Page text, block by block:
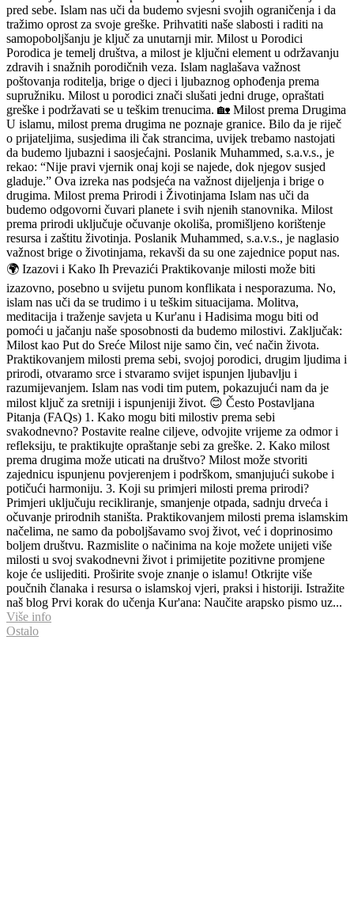
pred sebe. Islam nas uči da budemo svjesni svojih ograničenja i da
tražimo oprost za svoje greške. Prihvatiti naše slabosti i raditi na
samopoboljšanju je ključ za unutarnji mir. Milost u Porodici
Porodica je temelj društva, a milost je ključni element u održavanju
zdravih i snažnih porodičnih veza. Islam naglašava važnost
poštovanja roditelja, brige o djeci i ljubaznog ophođenja prema
supružniku. Milost u porodici znači slušati jedni druge, opraštati
greške i podržavati se u teškim trenucima. 🏡 Milost prema Drugima
U islamu, milost prema drugima ne poznaje granice. Bilo da je riječ
o prijateljima, susjedima ili čak strancima, uvijek trebamo nastojati
da budemo ljubazni i saosjećajni. Poslanik Muhammed, s.a.v.s., je
rekao: “Nije pravi vjernik onaj koji se najede, dok njegov susjed
gladuje.” Ova izreka nas podsjeća na važnost dijeljenja i brige o
drugima. Milost prema Prirodi i Životinjama Islam nas uči da
budemo odgovorni čuvari planete i svih njenih stanovnika. Milost
prema prirodi uključuje očuvanje okoliša, promišljeno korištenje
resursa i zaštitu životinja. Poslanik Muhammed, s.a.v.s., je naglasio
važnost brige o životinjama, rekavši da su one zajednice poput nas.
🌍 Izazovi i Kako Ih Prevazići Praktikovanje milosti može biti
izazovno, posebno u svijetu punom konflikata i nesporazuma. No,
islam nas uči da se trudimo i u teškim situacijama. Molitva,
meditacija i traženje savjeta u Kur'anu i Hadisima mogu biti od
pomoći u jačanju naše sposobnosti da budemo milostivi. Zaključak:
Milost kao Put do Sreće Milost nije samo čin, već način života.
Praktikovanjem milosti prema sebi, svojoj porodici, drugim ljudima i
prirodi, otvaramo srce i stvaramo svijet ispunjen ljubavlju i
razumijevanjem. Islam nas vodi tim putem, pokazujući nam da je
milost ključ za sretniji i ispunjeniji život. 😊 Često Postavljana
Pitanja (FAQs) 1. Kako mogu biti milostiv prema sebi
svakodnevno? Postavite realne ciljeve, odvojite vrijeme za odmor i
refleksiju, te praktikujte opraštanje sebi za greške. 2. Kako milost
prema drugima može uticati na društvo? Milost može stvoriti
zajednicu ispunjenu povjerenjem i podrškom, smanjujući sukobe i
potičući harmoniju. 3. Koji su primjeri milosti prema prirodi?
Primjeri uključuju recikliranje, smanjenje otpada, sadnju drveća i
očuvanje prirodnih staništa. Praktikovanjem milosti prema islamskim
načelima, ne samo da poboljšavamo svoj život, već i doprinosimo
boljem društvu. Razmislite o načinima na koje možete unijeti više
milosti u svoj svakodnevni život i primijetite pozitivne promjene
koje će uslijediti. Proširite svoje znanje o islamu! Otkrijte više
poučnih članaka i resursa o islamskoj vjeri, praksi i historiji. Istražite
naš blog Prvi korak do učenja Kur'ana: Naučite arapsko pismo uz...
Više info
Ostalo